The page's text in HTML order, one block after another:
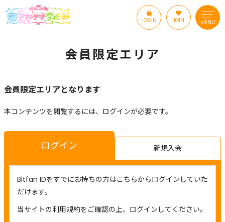
LOGIN JOIN MENU
会員限定エリア
会員限定エリアとなります
本コンテンツを閲覧するには、ログインが必要です。
ログイン 新規入会
Bitfan IDをすでにお持ちの方はこちらからログインしていた
だけます。
当サイトの利用規約をご確認の上、ログインしてください。